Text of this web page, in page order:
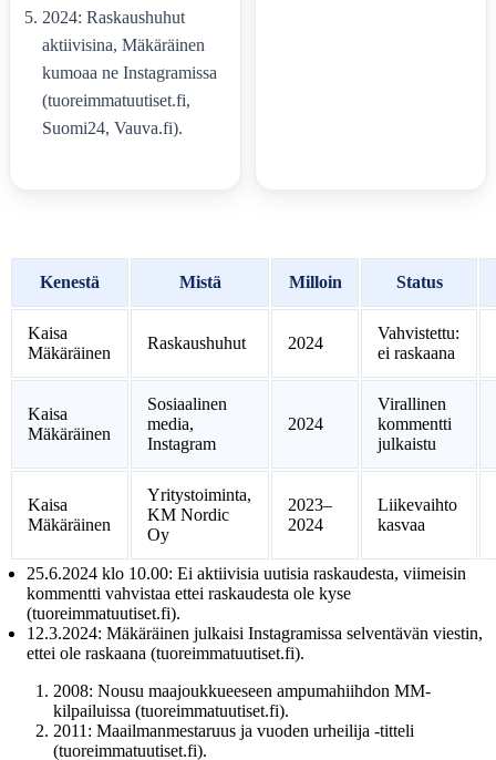
2024: Raskaushuhut
aktiivisina, Mäkäräinen
kumoaa ne Instagramissa
(tuoreimmatuutiset.fi,
Suomi24, Vauva.fi).
Kenestä Mistä Milloin Status
Kaisa
Mäkäräinen
Raskaushuhut 2024
Vahvistettu:
ei raskaana
Kaisa
Mäkäräinen
Sosiaalinen
media,
Instagram
2024
Virallinen
kommentti
julkaistu
Kaisa
Mäkäräinen
Yritystoiminta,
KM Nordic
Oy
2023–
2024
Liikevaihto
kasvaa
25.6.2024 klo 10.00: Ei aktiivisia uutisia raskaudesta, viimeisin
kommentti vahvistaa ettei raskaudesta ole kyse
(tuoreimmatuutiset.fi).
12.3.2024: Mäkäräinen julkaisi Instagramissa selventävän viestin,
ettei ole raskaana (tuoreimmatuutiset.fi).
2008: Nousu maajoukkueeseen ampumahiihdon MM-
kilpailuissa (tuoreimmatuutiset.fi).
2011: Maailmanmestaruus ja vuoden urheilija -titteli
(tuoreimmatuutiset.fi).